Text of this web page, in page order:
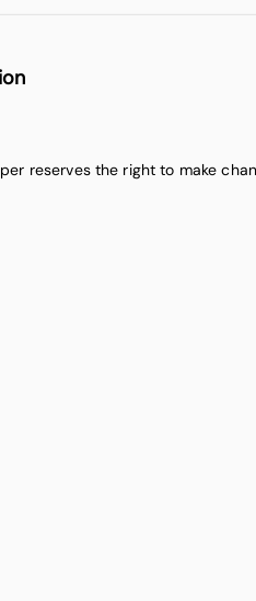
reserves the right to make